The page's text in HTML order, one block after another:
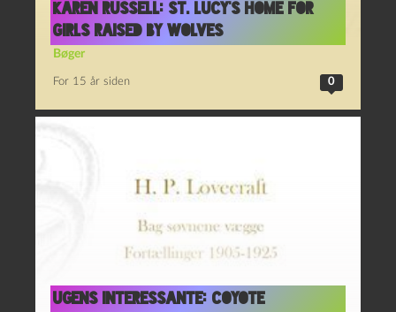
Karen Russell: St. Lucy’s Home for
Girls Raised by Wolves
Bøger
For 15 år siden 0
Ugens interessante: Coyote